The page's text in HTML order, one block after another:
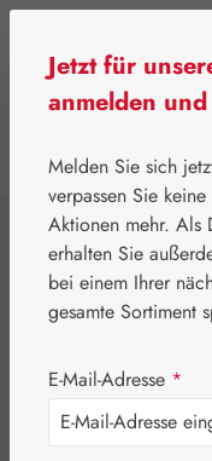
⌂
OPC
Kapseln
Jetzt für
anmelden
Melden Sie sich
verpassen Sie
Aktionen mehr. Als
erhalten Sie
bei einem Ihrer
gesamte Sortiment
E-Mail-Adresse *